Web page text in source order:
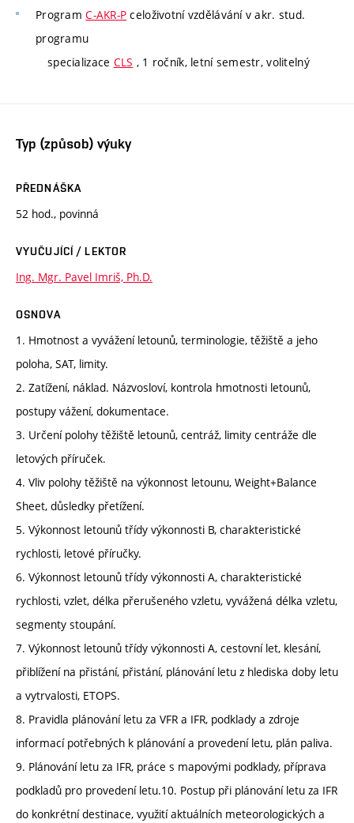
ProgramC-AKR-P celoživotní vzdělávání v akr. stud.
programu
specializace CLS , 1 ročník, letní semestr, volitelný
Typ (způsob) výuky
PŘEDNÁŠKA
52 hod., povinná
VYUČUJÍCÍ / LEKTOR
Ing. Mgr. Pavel Imriš, Ph.D.
OSNOVA
1. Hmotnost a vyvážení letounů, terminologie, těžiště a jeho
poloha, SAT, limity.
2. Zatížení, náklad. Názvosloví, kontrola hmotnosti letounů,
postupy vážení, dokumentace.
3. Určení polohy těžiště letounů, centráž, limity centráže dle
letových příruček.
4. Vliv polohy těžiště na výkonnost letounu, Weight+Balance
Sheet, důsledky přetížení.
5. Výkonnost letounů třídy výkonnosti B, charakteristické
rychlosti, letové příručky.
6. Výkonnost letounů třídy výkonnosti A, charakteristické
rychlosti, vzlet, délka přerušeného vzletu, vyvážená délka vzletu,
segmenty stoupání.
7. Výkonnost letounů třídy výkonnosti A, cestovní let, klesání,
přiblížení na přistání, přistání, plánování letu z hlediska doby letu
a vytrvalosti, ETOPS.
8. Pravidla plánování letu za VFR a IFR, podklady a zdroje
informací potřebných k plánování a provedení letu, plán paliva.
9. Plánování letu za IFR, práce s mapovými podklady, příprava
podkladů pro provedení letu.10. Postup při plánování letu za IFR
do konkrétní destinace, využití aktuálních meteorologických a